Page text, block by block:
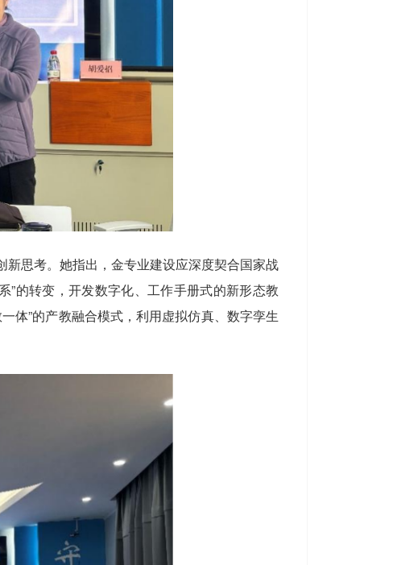
思考。她指出，金专业建设应深度契合国家战
”的转变，开发数字化、工作手册式的新形态教
体”的产教融合模式，利用虚拟仿真、数字孪生